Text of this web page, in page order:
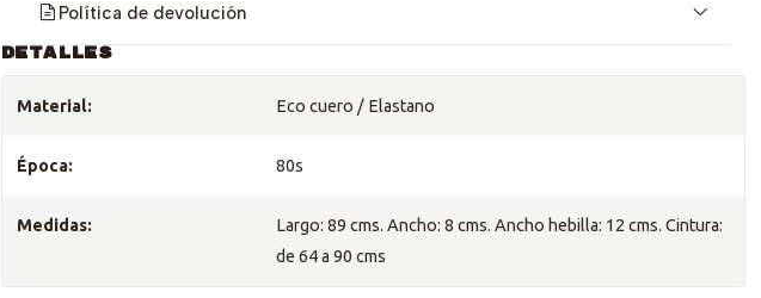
Política de devolución
DETALLES
Material: Eco cuero / Elastano
Época: 80s
Medidas:
Largo: 89 cms. Ancho: 8 cms. Ancho hebilla: 12 cms. Cintura:
de 64 a 90 cms